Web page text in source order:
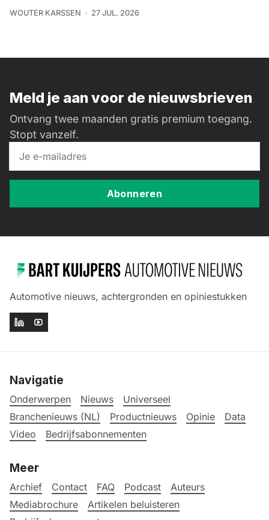
WOUTER KARSSEN 27 JUL. 2026
Meld je aan voor de nieuwsbrieven
Ontvang twee maanden gratis premium toegang.
Stopt vanzelf.
Abonneren
Automotive nieuws, achtergronden en opiniestukken
Navigatie
Onderwerpen Nieuws
Universeel
Branchenieuws (NL)
Productnieuws Opinie
Data
Video
Bedrijfsabonnementen
Meer
Archief Contact FAQ Podcast
Auteurs
Mediabrochure
Artikelen beluisteren